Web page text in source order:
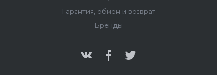
Гарантия, обмен и возврат
Бренды